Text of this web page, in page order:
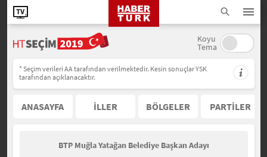
Koyu
Tema
* Seçim verileri AA tarafından verilmektedir. Kesin sonuçlar YSK
tarafından açıklanacaktır.
ANASAYFA İLLER BÖLGELER PARTİLER
BTP Muğla Yatağan Belediye Başkan Adayı